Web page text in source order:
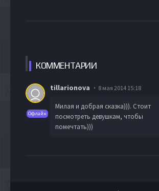
КОММЕНТАРИИ
Офлайн
tillarionova 8 мая 2014 15:18
Милая и добрая сказка))). Стоит
посмотреть девушкам, чтобы
помечтать)))